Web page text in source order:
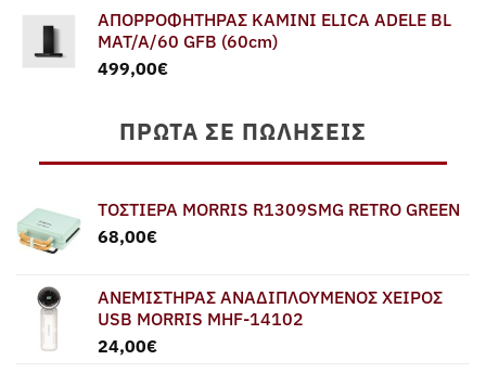
was:
579,00€.
τιμή
είναι:
ΑΠΟΡΡΟΦΗΤΗΡΑΣ ΚΑΜΙΝΙ ELICA ADELE BL
MAT/A/60 GFB (60cm)
499,00€
ΠΡΏΤΑ ΣΕ ΠΩΛΉΣΕΙΣ
ΤΟΣΤΙΕΡΑ MORRIS R1309SMG RETRO GREEN
68,00€
ΑΝΕΜΙΣΤΗΡΑΣ ΑΝΑΔΙΠΛΟΥΜΕΝΟΣ ΧΕΙΡΟΣ
USB MORRIS MHF-14102
24,00€